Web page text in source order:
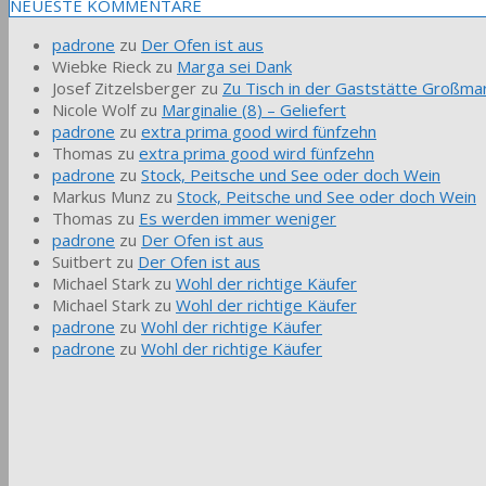
NEUESTE KOMMENTARE
padrone zu Der Ofen ist aus
Wiebke Rieck zu Marga sei Dank
Josef Zitzelsberger zu Zu Tisch in der Gaststätte
Nicole Wolfzu Marginalie (8) – Geliefert
padrone zu extra prima good wird fünfzehn
Thomas zu extra prima good wird fünfzehn
padrone zu Stock, Peitsche und See oder doch Wein
Markus Munz zu Stock, Peitsche und See oder doch Wein
Thomas zu Es werden immer weniger
padrone zu Der Ofen ist aus
Suitbert zu Der Ofen ist aus
Michael Stark zu Wohl der richtige Käufer
Michael Stark zu Wohl der richtige Käufer
padrone zu Wohl der richtige Käufer
padrone zu Wohl der richtige Käufer